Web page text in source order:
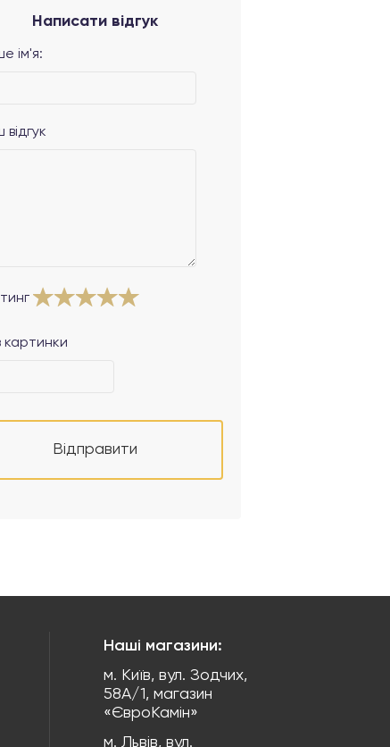
Написати відгук
ім'я:
відгук
картинки
Відправити
Наші магазини:
м. Київ, вул. Зодчих,
58А/1, магазин
«ЄвроКамін»
м. Львів, вул.